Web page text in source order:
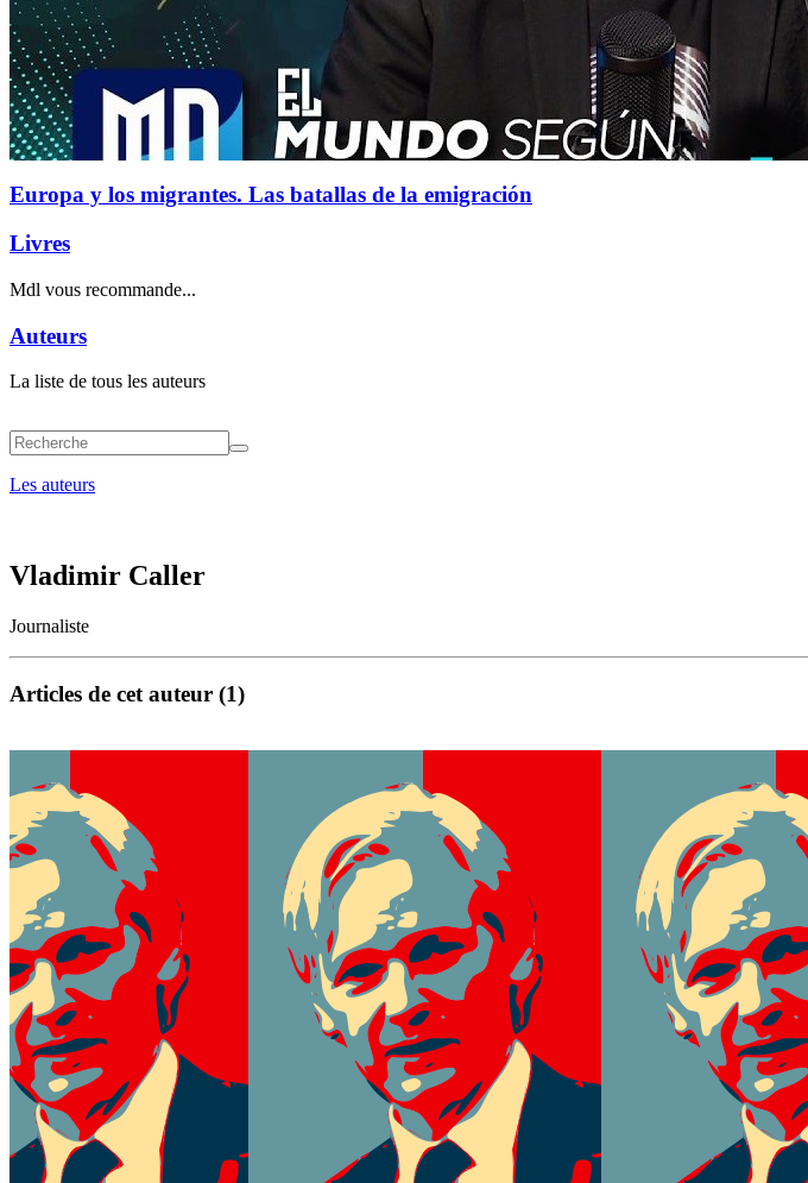
Europa y los migrantes. Las batallas de la emigración
Livres
Mdl vous recommande...
Auteurs
La liste de tous les auteurs
Les auteurs
Vladimir Caller
Journaliste
Articles de cet auteur (1)